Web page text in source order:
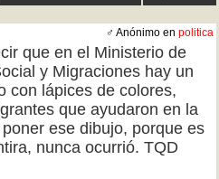
♂ Anónimo en politica
que en el Ministerio de
y Migraciones hay un
con lápices de colores,
que ayudaron en la
ese dibujo, porque es
nunca ocurrió. TQD